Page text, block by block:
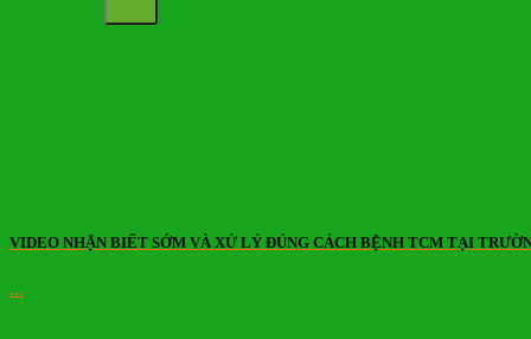
VIDEO NHẬN BIẾT SỚM VÀ XỬ LÝ ĐÚNG CÁCH BỆNH TCM TẠI
...